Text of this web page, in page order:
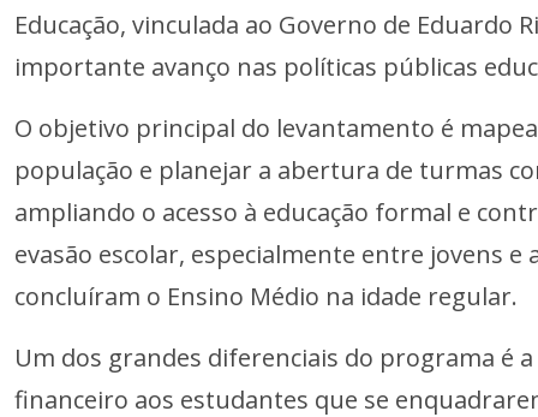
Educação, vinculada ao Governo de Eduardo
importante avanço nas políticas públicas
O objetivo principal do levantamento é
população e planejar a abertura de turmas
ampliando o acesso à educação formal e
evasão escolar, especialmente entre jovens e
concluíram o Ensino Médio na idade regular.
Um dos grandes diferenciais do programa é
financeiro aos estudantes que se